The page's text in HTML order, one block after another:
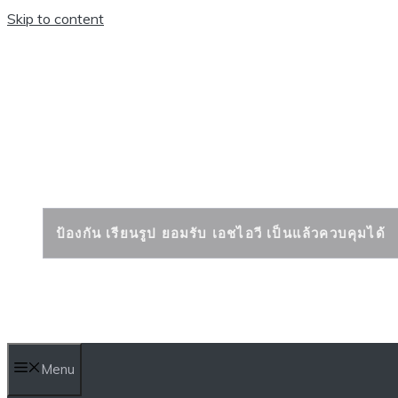
Skip to content
ป้องกัน เรียนรูป ยอมรับ เอชไอวี เป็นแล้วควบคุมได้
Menu